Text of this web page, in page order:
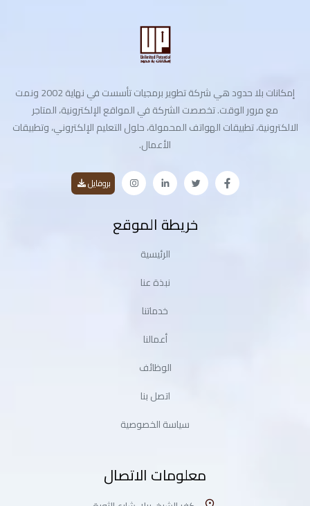
إمكانات بلا حدود هي شركة تطوير برمجيات تأسست في نهاية 2002 ونمت
مع مرور الوقت. تخصصت الشركة في المواقع الإلكترونية، المتاجر
الالكترونية، تطبيقات الهواتف المحمولة، حلول التعليم الإلكتروني، وتطبيقات
الأعمال.
بروفايل
خريطة الموقع
الرئيسية
نبذة عنا
خدماتنا
أعمالنا
الوظائف
اتصل بنا
سياسة الخصوصية
معلومات الاتصال